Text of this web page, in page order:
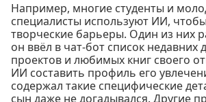
Например, многие студенты и
специалисты используют ИИ,
творческие барьеры. Один из них
он ввёл в чат-бот список
проектов и любимых книг своего
ИИ составить профиль его
содержал такие специфические
сын даже не догадывался. Другие